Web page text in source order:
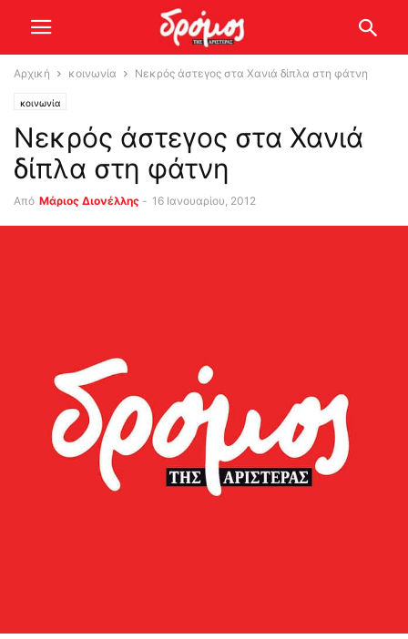
Αρχική κοινωνία Νεκρός άστεγος στα Χανιά δίπλα στη φάτνη
κοινωνία
Νεκρός άστεγος στα Χανιά
δίπλα στη φάτνη
Από Μάριος Διονέλλης - 16 Ιανουαρίου, 2012